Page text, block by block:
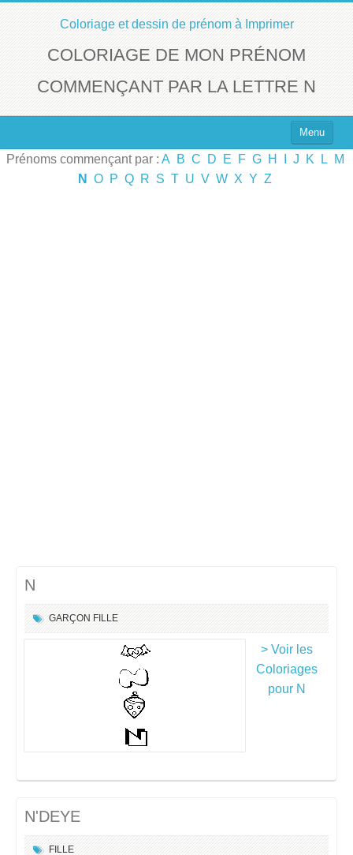
Coloriage et dessin de prénom à Imprimer
COLORIAGE DE MON PRÉNOM
COMMENÇANT PAR LA LETTRE N
Menu
Top 100 des Prénoms
Prénoms commençant par : A B C D E F G H J K L
M
N
O P Q R S T U V W X Y Z
N
GARÇON FILLE
> Voir les
Coloriages
pour N
N'DEYE
FILLE